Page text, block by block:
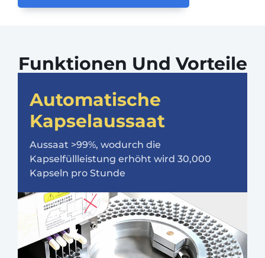
Funktionen Und Vorteile
Automatische
Kapselaussaat
Aussaat >99%, wodurch die
Kapselfüllleistung erhöht wird 30,000
Kapseln pro Stunde